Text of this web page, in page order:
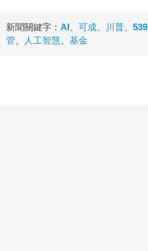
新聞關鍵字： AI 可成 川普 539
管
人工智慧 基金